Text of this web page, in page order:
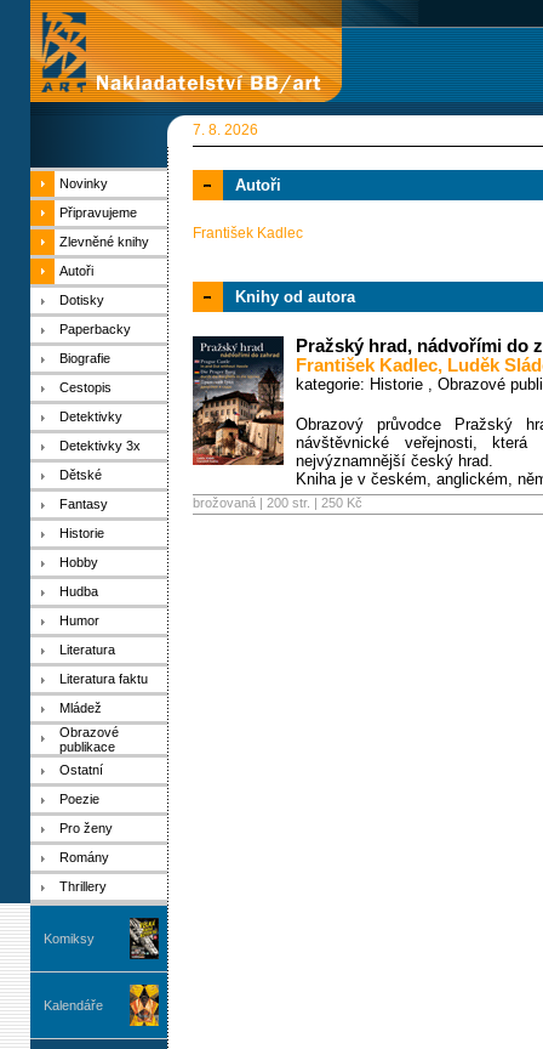
7. 8. 2026
Novinky
Připravujeme
Zlevněné knihy
Autoři
Dotisky
Paperbacky
Biografie
Cestopis
Detektivky
Detektivky 3x
Dětské
Fantasy
Historie
Hobby
Hudba
Humor
Literatura
Literatura faktu
Mládež
Obrazové
publikace
Ostatní
Poezie
Pro ženy
Romány
Thrillery
Komiksy
Kalendáře
Autoři
František Kadlec
Knihy od autora
Pražský hrad, nádvořími do
František Kadlec, Luděk
kategorie: Historie , Obrazové
Obrazový průvodce Pražský
návštěvnické veřejnosti,
nejvýznamnější český hrad.
Kniha je v českém, anglickém,
brožovaná | 200 str. | 250 Kč